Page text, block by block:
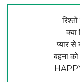
क्या
प्यार
बहना